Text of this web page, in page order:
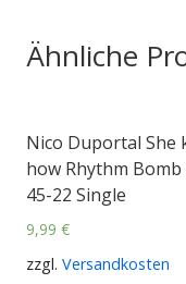
Ähnliche
Nico Duportal She
how Rhythm Bomb
45-22 Single
9,99 €
zzgl. Versandkosten